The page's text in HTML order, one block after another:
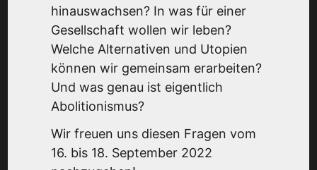
hinauswachsen? In was für einer
Gesellschaft wollen wir leben?
Welche Alternativen und Utopien
können wir gemeinsam erarbeiten?
Und was genau ist eigentlich
Abolitionismus?
Wir freuen uns diesen Fragen vom
16. bis 18. September 2022